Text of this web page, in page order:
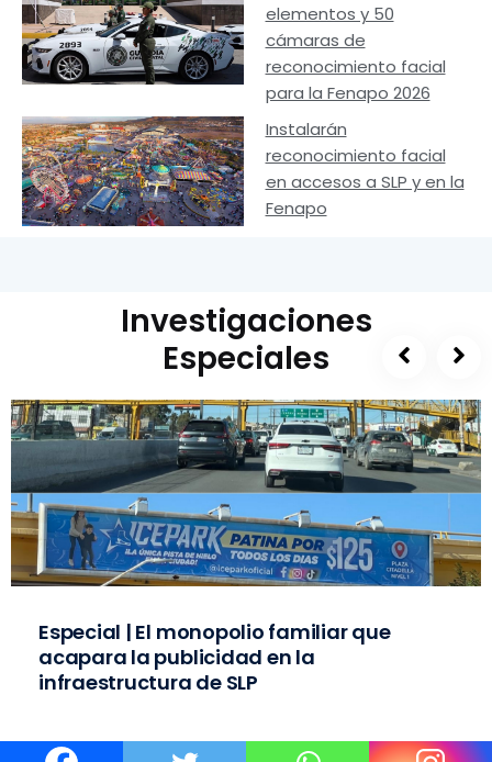
elementos y 50
cámaras de
reconocimiento facial
para la Fenapo 2026
Instalarán
reconocimiento facial
en accesos a SLP y en la
Fenapo
Investigaciones
Especiales
Especial | El monopolio familiar que
acapara la publicidad en la
infraestructura de SLP